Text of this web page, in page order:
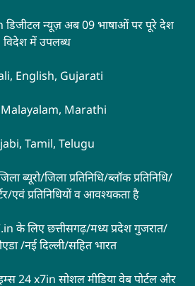
डिजीटल न्यूज़ अब 09 भाषाओं पर पूरे देश
विदेश में उपलब्ध
English, Gujarati
Marathi
Tamil, Telugu
ब्यूरो/जिला प्रतिनिधि/ब्लॉक प्रतिनिधि/
एवं प्रतिनिधियों व आवश्यकता है
के लिए छत्तीसगढ़/मध्य प्रदेश गुजरात/
/नई दिल्ली/सहित भारत
24 x7in सोशल मीडिया वेब पोर्टल और